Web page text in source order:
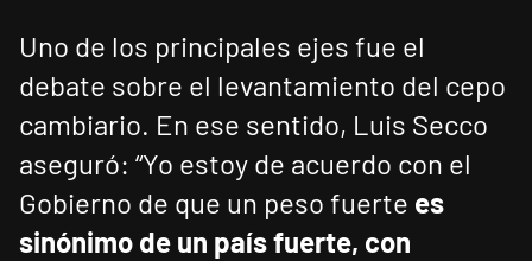
Uno de los principales ejes fue el
debate sobre el levantamiento del cepo
cambiario. En ese sentido, Luis Secco
aseguró: “Yo estoy de acuerdo con el
Gobierno de que un peso fuerte es
sinónimo de un país fuerte, con